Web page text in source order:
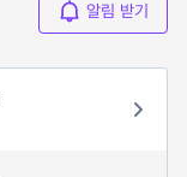
알림 받기